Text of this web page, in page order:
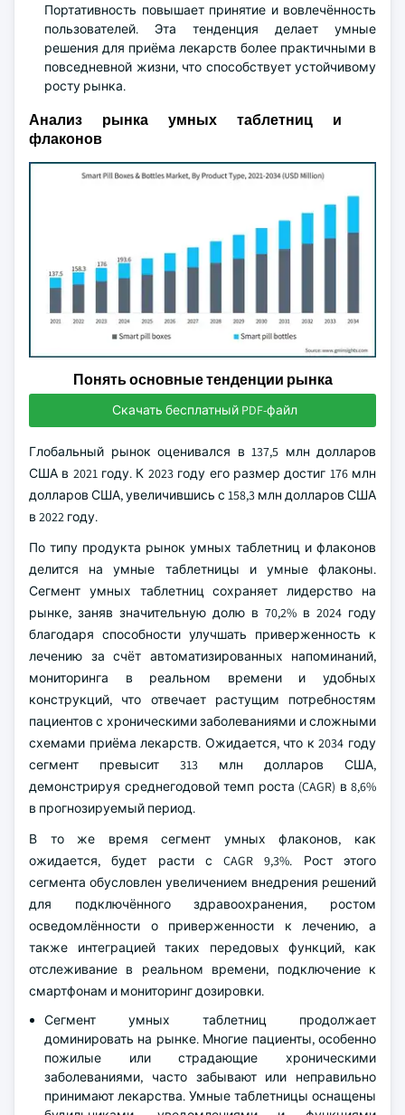
Портативность повышает принятие и вовлечённость
пользователей. Эта тенденция делает умные
решения для приёма лекарств более практичными в
повседневной жизни, что способствует устойчивому
росту рынка.
Анализ рынка умных таблетниц и
флаконов
Понять основные тенденции рынка
Скачать бесплатный PDF-файл
Глобальный рынок оценивался в 137,5 млн долларов
США в 2021 году. К 2023 году его размер достиг 176 млн
долларов США, увеличившись с 158,3 млн долларов США
в 2022 году.
По типу продукта рынок умных таблетниц и флаконов
делится на умные таблетницы и умные флаконы.
Сегмент умных таблетниц сохраняет лидерство на
рынке, заняв значительную долю в 70,2% в 2024 году
благодаря способности улучшать приверженность к
лечению за счёт автоматизированных напоминаний,
мониторинга в реальном времени и удобных
конструкций, что отвечает растущим потребностям
пациентов с хроническими заболеваниями и сложными
схемами приёма лекарств. Ожидается, что к 2034 году
сегмент превысит 313 млн долларов США,
демонстрируя среднегодовой темп роста (CAGR) в 8,6%
в прогнозируемый период.
В то же время сегмент умных флаконов, как
ожидается, будет расти с CAGR 9,3%. Рост этого
сегмента обусловлен увеличением внедрения решений
для подключённого здравоохранения, ростом
осведомлённости о приверженности к лечению, а
также интеграцией таких передовых функций, как
отслеживание в реальном времени, подключение к
смартфонам и мониторинг дозировки.
Сегмент умных таблетниц продолжает
доминировать на рынке. Многие пациенты, особенно
пожилые или страдающие хроническими
заболеваниями, часто забывают или неправильно
принимают лекарства. Умные таблетницы оснащены